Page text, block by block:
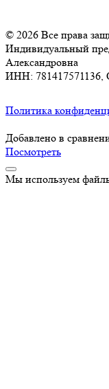
© 2026 Все права
Индивидуальный
Александровна
ИНН: 781417571136,
Политика
Добавлено в
Посмотреть
Мы используем